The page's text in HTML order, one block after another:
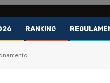
RANKING